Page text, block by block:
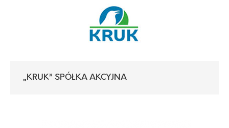
„KRUK” SPÓŁKA AKCYJNA